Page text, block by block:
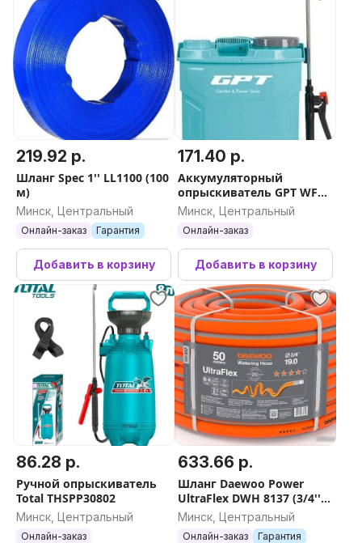
219.92 р.
Шланг Spec 1'' LL1100 (100
м)
Минск, Центральный
Онлайн-заказ Гарантия
Добавить в корзину
171.40 р.
Аккумуляторный
опрыскиватель GPT WFB-
10li
Минск, Центральный
Онлайн-заказ
Добавить в корзину
86.28 р.
Ручной опрыскиватель
Total THSPP30802
Минск, Центральный
Онлайн-заказ
633.66 р.
Шланг Daewoo Power
UltraFlex DWH 8137 (3/4'',
50 м)
Минск, Центральный
Онлайн-заказ Гарантия